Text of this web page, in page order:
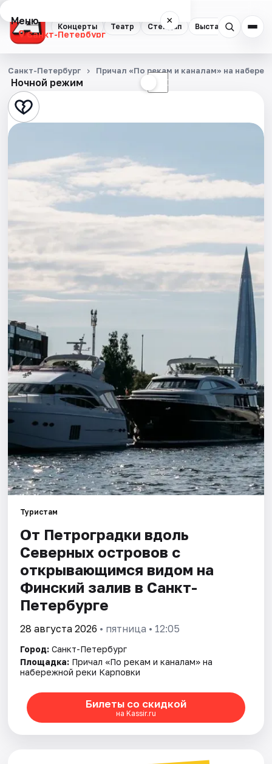
Концерты Театр Стендап Выставки
Меню ×
Санкт-Петербург
Концерты
Театр
Стендап
Квесты
Экскурсии
События
Города
Площадки
Артисты
Рейтинги
Ночной режим ☾
Санкт-Петербург Причал «По рекам и каналам» на
Туристам
От Петроградки вдоль
Северных островов с
открывающимся видом на
Финский залив в Санкт-
Петербурге
28 августа 2026 • пятница • 12:05
Город: Санкт-Петербург
Площадка: Причал «По рекам и каналам» на
набережной реки Карповки
Билеты со скидкой
на Kassir.ru